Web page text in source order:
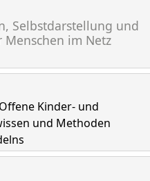
Selbstdarstellung und
im Netz
Kinder- und
und Methoden